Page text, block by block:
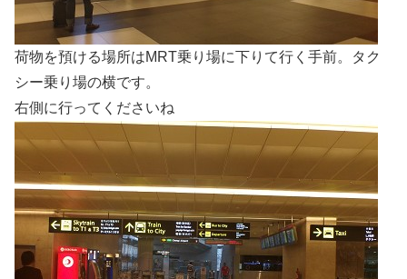
荷物を預ける場所はMRT乗り場に下りて行く手前。タク
シー乗り場の横です。
右側に行ってくださいね